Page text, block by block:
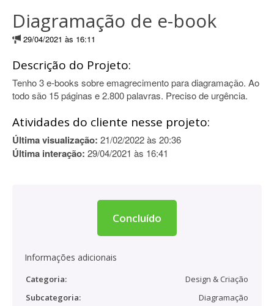
Diagramação de e-book
29/04/2021 às 16:11
Descrição do Projeto:
Tenho 3 e-books sobre emagrecimento para diagramação. Ao
todo são 15 páginas e 2.800 palavras. Preciso de urgência.
Atividades do cliente nesse projeto:
Última visualização: 21/02/2022 às 20:36
Última interação: 29/04/2021 às 16:41
Concluído
Informações adicionais
Categoria:
Design & Criação
Subcategoria:
Diagramação